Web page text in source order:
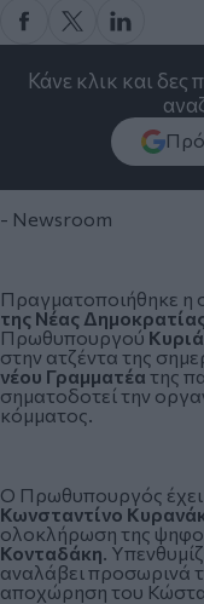
Κάνε κλικ και δες
- Newsroom
Πραγματοποιήθηκε η
της Νέας
Πρωθυπουργού
στην ατζέντα της
νέου Γραμματέατης
σηματοδοτεί την
κόμματος.
Ο Πρωθυπουργός έχει
Κωνσταντίνο
ολοκλήρωση της
Κονταδάκη.
αναλάβει προσωρινά
αποχώρηση του